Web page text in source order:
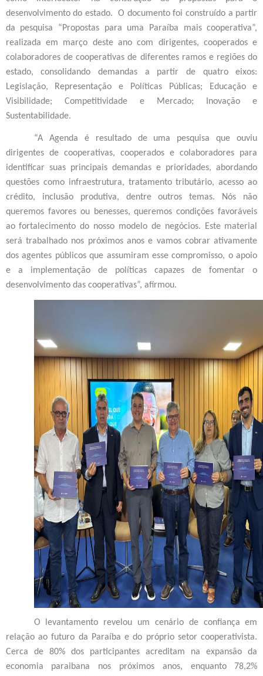
desenvolvimento do estado. O documento foi construído a partir
da pesquisa “Propostas para uma Paraíba mais cooperativa”,
realizada em março deste ano com dirigentes, cooperados e
colaboradores de cooperativas de diferentes ramos e regiões do
estado, consolidando demandas a partir de quatro eixos:
Legislação, Representação e Políticas Públicas; Educação e
Visibilidade; Competitividade e Mercado; Inovação e
Sustentabilidade.
“A Agenda é resultado de uma pesquisa que ouviu
dirigentes de cooperativas, cooperados e colaboradores para
identificar suas principais demandas e prioridades, abordando
questões como infraestrutura, tratamento tributário, acesso ao
crédito, inclusão produtiva, dentre outros temas. Nós não
queremos favores ou benesses, queremos condições favoráveis
ao fortalecimento do nosso modelo de negócios. Este material
será trabalhado nos próximos anos e vamos cobrar ativamente
dos agentes públicos que assumiram esse compromisso, o apoio
e a implementação de políticas capazes de fomentar o
desenvolvimento das cooperativas”, afirmou.
O levantamento revelou um cenário de confiança em
relação ao futuro da Paraíba e do próprio setor cooperativista.
Cerca de 80% dos participantes acreditam na expansão da
economia paraibana nos próximos anos, enquanto 78,2%